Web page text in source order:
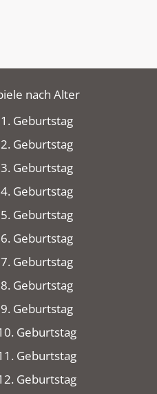
nach Alter
Geburtstag
Geburtstag
Geburtstag
Geburtstag
Geburtstag
Geburtstag
Geburtstag
Geburtstag
Geburtstag
Geburtstag
Geburtstag
Geburtstag